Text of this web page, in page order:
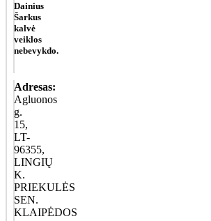
Dainius
Šarkus
kalvė
veiklos
nebevykdo.
Adresas:
Agluonos
g.
15,
LT-
96355,
LINGIŲ
K.
PRIEKULĖS
SEN.
KLAIPĖDOS